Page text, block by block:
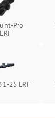
защиты
защиты
Pro
25 LRF